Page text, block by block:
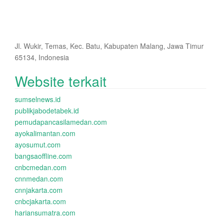
Jl. Wukir, Temas, Kec. Batu, Kabupaten Malang, Jawa Timur
65134, Indonesia
Website terkait
sumselnews.id
publikjabodetabek.id
pemudapancasilamedan.com
ayokalimantan.com
ayosumut.com
bangsaoffline.com
cnbcmedan.com
cnnmedan.com
cnnjakarta.com
cnbcjakarta.com
hariansumatra.com